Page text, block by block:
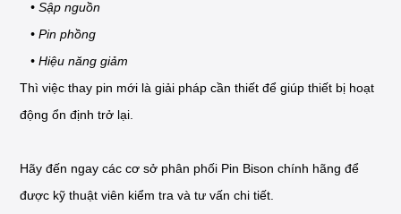
• Sập nguồn
• Pin phồng
• Hiệu năng giảm
Thì việc thay pin mới là giải pháp cần thiết để giúp thiết bị hoạt
động ổn định trở lại.
Hãy đến ngay các cơ sở phân phối Pin Bison chính hãng để
được kỹ thuật viên kiểm tra và tư vấn chi tiết.